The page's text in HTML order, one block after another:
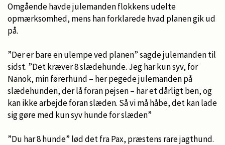
Omgående havde julemanden flokkens udelte
opmærksomhed, mens han forklarede hvad planen gik ud
på.
”Der er bare en ulempe ved planen” sagde julemanden til
sidst. ”Det kræver 8 slædehunde. Jeg har kun syv, for
Nanok, min førerhund – her pegede julemanden på
slædehunden, der lå foran pejsen – har et dårligt ben, og
kan ikke arbejde foran slæden. Så vi må håbe, det kan lade
sig gøre med kun syv hunde for slæden”
”Du har 8 hunde” lød det fra Pax, præstens rare jagthund.